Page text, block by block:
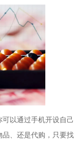
以通过手机开设自己
、还是代购，只要找